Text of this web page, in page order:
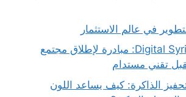
في عالم الاستثمار
ديجيتال سوريا Digital Syria: مبادرة لإطلاق مجتمع
تقني مستدام
الذاكرة: كيف يساعد اللون